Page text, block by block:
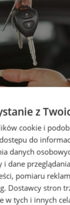
z
cookie i
do
danych
dane
pomiaru
Dostawcy stron
w tych i innych